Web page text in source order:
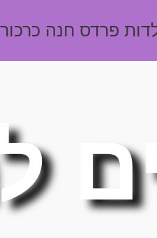
פרדס חנה כרכור